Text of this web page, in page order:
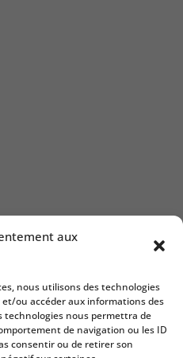
aux
nous utilisons des technologies
ou accéder aux informations des
technologies nous permettra de
de navigation ou les ID
consentir ou de retirer son